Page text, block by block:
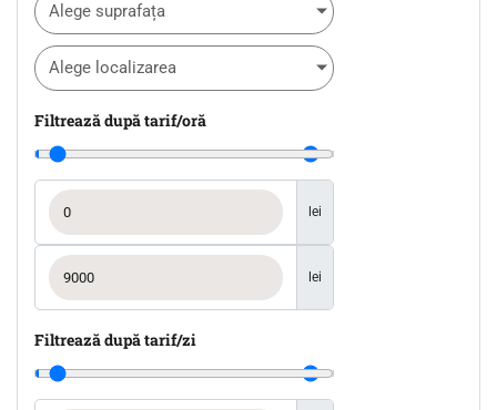
Alege suprafața
Alege localizarea
Filtrează după tarif/oră
lei
lei
Filtrează după tarif/zi